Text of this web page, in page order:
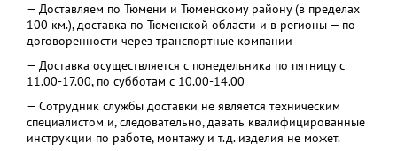
— Доставляем по Тюмени и Тюменскому району (в пределах
100 км.), доставка по Тюменской области и в регионы — по
договоренности через транспортные компании
— Доставка осуществляется с понедельника по пятницу с
11.00-17.00, по субботам с 10.00-14.00
— Сотрудник службы доставки не является техническим
специалистом и, следовательно, давать квалифицированные
инструкции по работе, монтажу и т.д. изделия не может.